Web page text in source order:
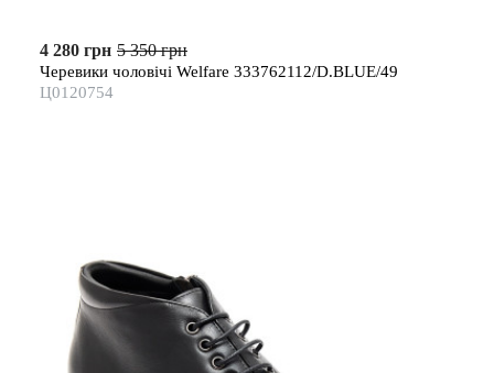
4 280 грн 5 350 грн
Черевики чоловічі Welfare 333762112/D.BLUE/49
Ц0120754